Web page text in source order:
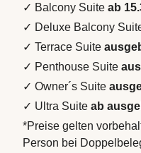
✓ Balcony Suite ab
✓ Deluxe Balcony
✓ Terrace Suite
✓ Penthouse Suite
✓ Owner´s Suite
✓ Ultra Suite ab
*Preise gelten
Person bei